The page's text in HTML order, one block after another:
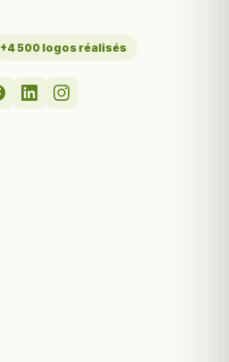
+4 500 logos réalisés